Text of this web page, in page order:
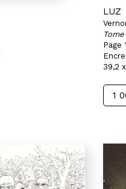
LUZ
Tome
Page
39,2
1